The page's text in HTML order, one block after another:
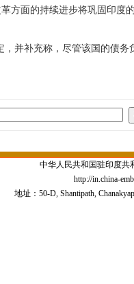
面的持续进步将巩固印度
补充称，尽管该国的债务
中华人民共和国驻印度共
http://in.china-
地址：50-D, Shantipath,